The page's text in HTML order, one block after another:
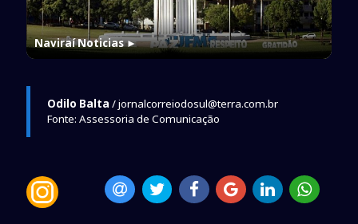
Naviraí Noticias►
Odilo Balta / jornalcorreiodosul@terra.com.br
Fonte: Assessoria de Comunicação